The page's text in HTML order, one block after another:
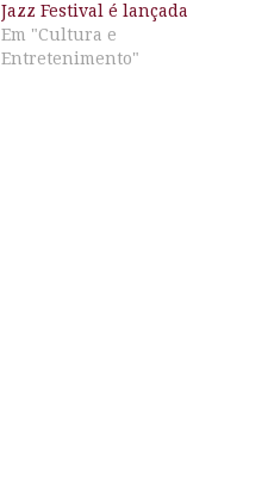
Jazz Festival é lançada
Em "Cultura e
Entretenimento"